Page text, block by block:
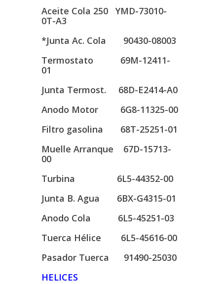
Aceite Cola 250 YMD-73010-
0T-A3
*Junta Ac. Cola 90430-08003
Termostato 69M-12411-
01
Junta Termost. 68D-E2414-A0
Anodo Motor 6G8-11325-00
Filtro gasolina 68T-25251-01
Muelle Arranque 67D-15713-
00
Turbina 6L5-44352-00
Junta B. Agua 6BX-G4315-01
Anodo Cola 6L5-45251-03
Tuerca Hélice 6L5-45616-00
Pasador Tuerca 91490-25030
HELICES